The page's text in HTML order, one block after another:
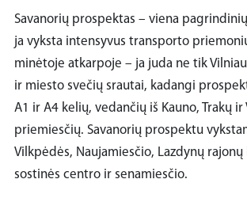
Savanorių prospektas – viena
ja vyksta intensyvus transporto
minėtoje atkarpoje – ja juda ne tik
ir miesto svečių srautai, kadangi
A1 ir A4 kelių, vedančių iš Kauno, Trakų ir
priemiesčių. Savanorių prospektu
Vilkpėdės, Naujamiesčio, Lazdynų rajonų
sostinės centro ir senamiesčio.